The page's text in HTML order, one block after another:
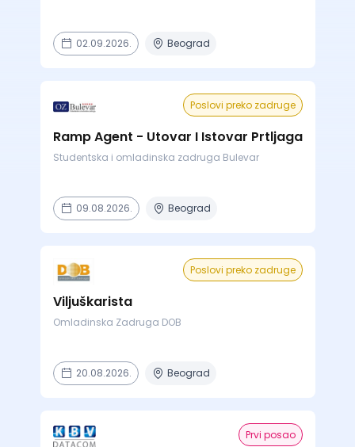
02.09.2026. Beograd
Poslovi preko zadruge
Ramp Agent - Utovar I Istovar Prtljaga
Studentska i omladinska zadruga Bulevar
09.08.2026. Beograd
Poslovi preko zadruge
Viljuškarista
Omladinska Zadruga DOB
20.08.2026. Beograd
Prvi posao